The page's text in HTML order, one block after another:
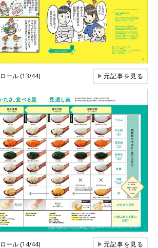
ール (13/44) ▶元記事を見る
ール (14/44) ▶元記事を見る